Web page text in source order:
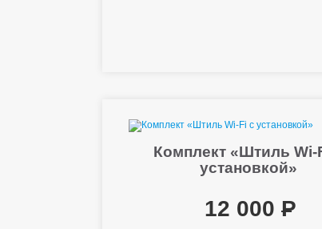
Комплект «Штиль Wi-
установкой»
12 000